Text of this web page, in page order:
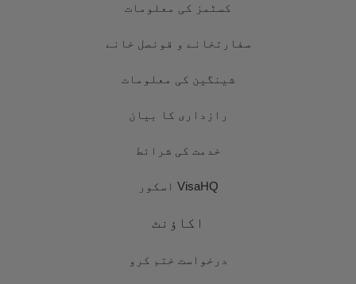
کسٹمز کی معلومات
سفارتخانے و قونصل خانے
شینگین کی معلومات
رازداری کا بیان
خدمت کی شرائط
VisaHQ اسکور
اکاؤنٹ
درخواست ختم کرو